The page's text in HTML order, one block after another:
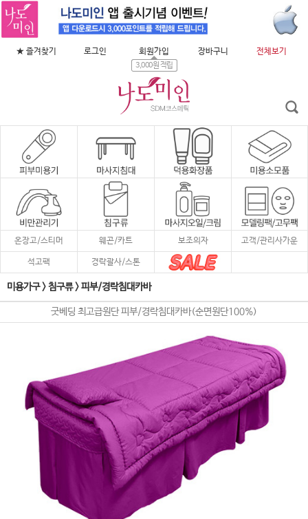
★ 즐겨찾기 로그인 회원가입
3,000원 적립
장바구니 전체보기
온장고/스티머 웨곤/카트 보조의자 고객/관리사가운
석고팩 경락괄사/스톤
미용가구>침구류>피부/경락침대카바
굿베딩 최고급원단 피부/경락침대카바(순면원단100%)